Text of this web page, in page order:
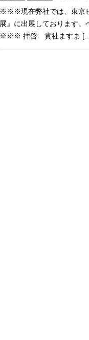
※※※現在弊社では、東京
展』に出展しております。
※※※ 拝啓 貴社ますま